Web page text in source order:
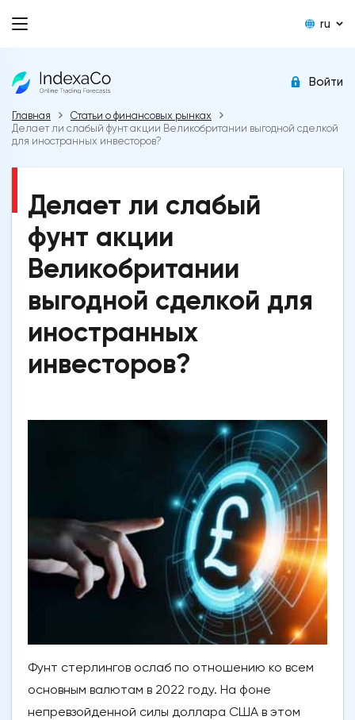
ru
Войти
Главная
Статьи о финансовых рынках
Делает ли слабый фунт акции Великобритании выгодной сделкой
для иностранных инвесторов?
Делает ли слабый
фунт акции
Великобритании
выгодной сделкой для
иностранных
инвесторов?
Фунт стерлингов ослаб по отношению ко всем
основным валютам в 2022 году. На фоне
непревзойденной силы доллара США в этом